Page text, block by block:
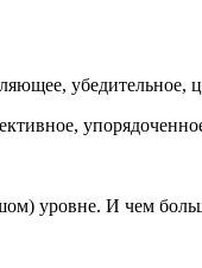
убедительное,
уровне. И чем